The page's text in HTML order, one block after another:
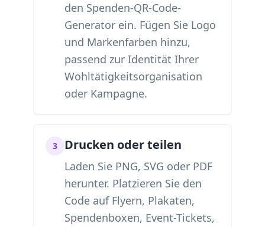
den Spenden-QR-Code-
Generator ein. Fügen Sie Logo
und Markenfarben hinzu,
passend zur Identität Ihrer
Wohltätigkeitsorganisation
oder Kampagne.
3 Drucken oder teilen
Laden Sie PNG, SVG oder PDF
herunter. Platzieren Sie den
Code auf Flyern, Plakaten,
Spendenboxen, Event-Tickets,